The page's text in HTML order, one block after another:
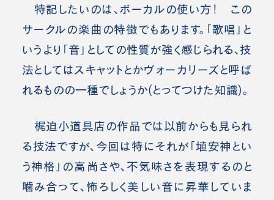
特記したいのは、ボーカルの使い方！ この
サークルの楽曲の特徴でもあります。「歌唱」と
いうより「音」としての性質が強く感じられる、技
法としてはスキャットとかヴォーカリーズと呼ば
れるものの一種でしょうか(とってつけた知識)。
梶迫小道具店の作品では以前からも見られ
る技法ですが、今回は特にそれが「埴安神とい
う神格」の高尚さや、不気味さを表現するのと
噛み合って、怖ろしく美しい音に昇華していま